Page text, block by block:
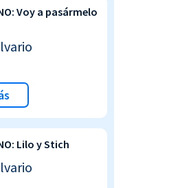
Voy a pasármelo
Lilo y Stich